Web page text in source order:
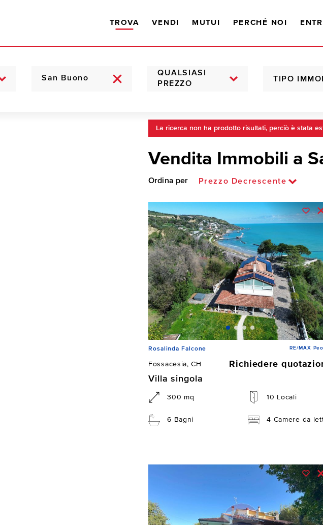
TROVA VENDI MUTUI PERCHÉ NOI
QUALSIASI
PREZZO
TIPO
La ricerca non ha prodotto risultati, perciò è stata
Vendita Immobili a
Ordina per Prezzo Decrescente
Rosalinda Falcone RE/MAX
Fossacesia, CH
Richiedere
Villa singola
300 mq 10 Locali
6 Bagni 4 Camere da